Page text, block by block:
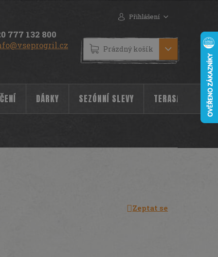
777 132 800
Přihlášení
NÁKUPNÍ
KOŠÍK
Prázdný košík
DÁRKY SEZÓNNÍ SLEVY TERASA
Zeptat se